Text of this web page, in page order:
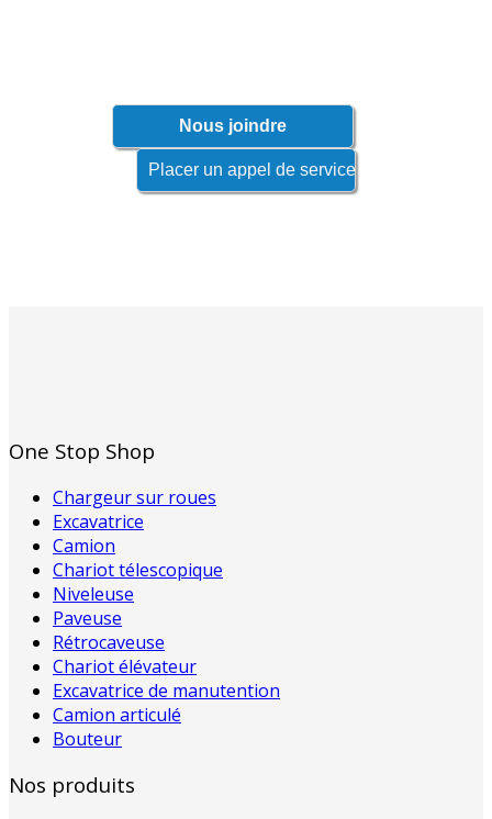
One Stop Shop
Chargeur sur roues
Excavatrice
Camion
Chariot télescopique
Niveleuse
Paveuse
Rétrocaveuse
Chariot élévateur
Excavatrice de manutention
Camion articulé
Bouteur
Nos produits